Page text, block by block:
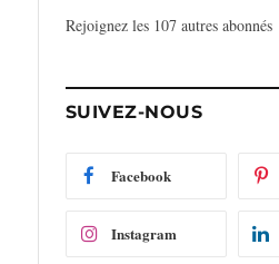
e
m
a
Rejoignez les 107 autres abonnés
SUIVEZ-NOUS
Facebook
Instagram